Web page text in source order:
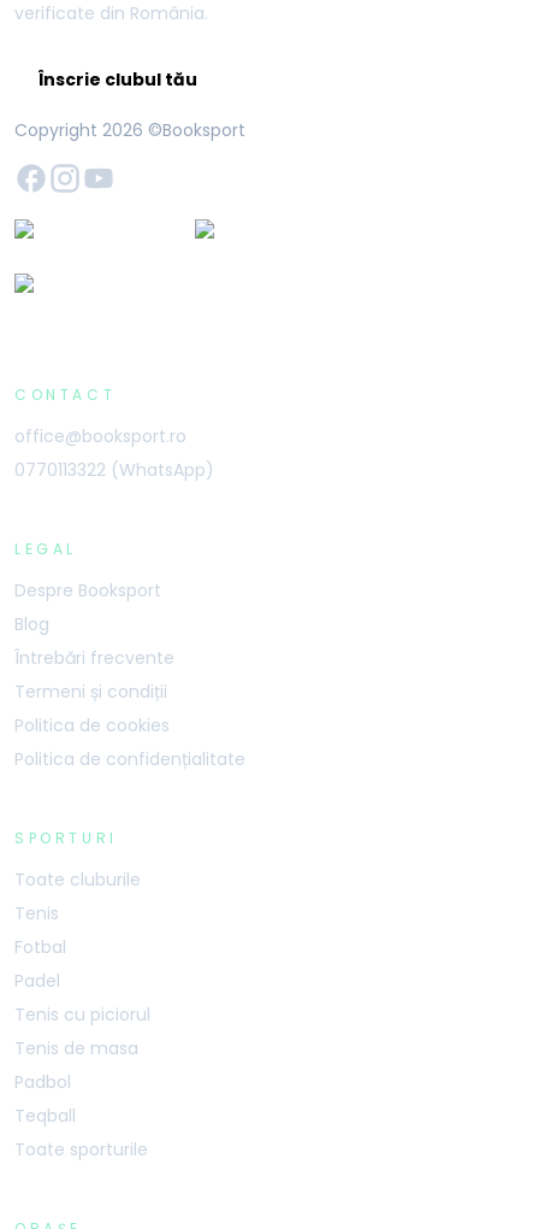
verificate din România.
Înscrie clubul tău
Copyright 2026 ©Booksport
CONTACT
office@booksport.ro
0770113322 (WhatsApp)
LEGAL
Despre Booksport
Blog
Întrebări frecvente
Termeni și condiții
Politica de cookies
Politica de confidențialitate
SPORTURI
Toate cluburile
Tenis
Fotbal
Padel
Tenis cu piciorul
Tenis de masa
Padbol
Teqball
Toate sporturile